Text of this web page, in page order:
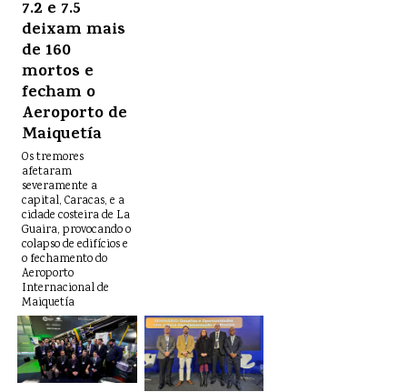
7.2 e 7.5
deixam mais
de 160
mortos e
fecham o
Aeroporto de
Maiquetía
Os tremores
afetaram
severamente a
capital, Caracas, e a
cidade costeira de La
Guaira, provocando o
colapso de edifícios e
o fechamento do
Aeroporto
Internacional de
Maiquetía